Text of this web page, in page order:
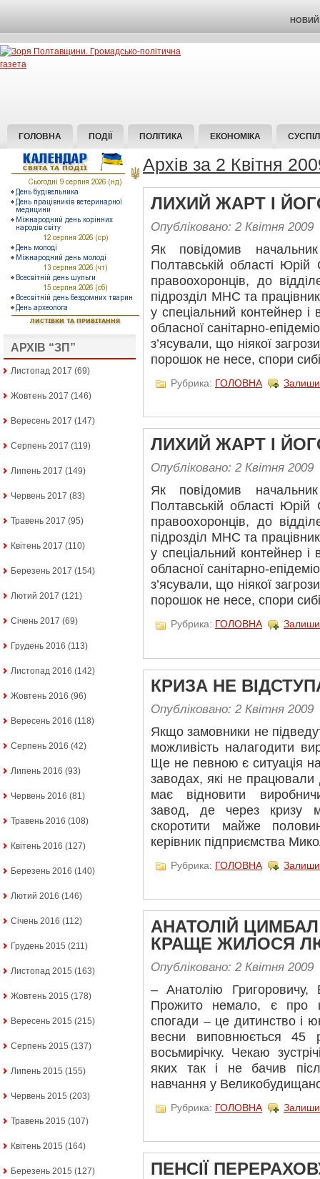
НОВИЙ
ГОЛОВНА ПОДІЇ ПОЛІТИКА ЕКОНОМІКА
АРХІВ “ЗП”
Листопад 2017 (69)
Жовтень 2017 (146)
Вересень 2017 (147)
Серпень 2017 (119)
Липень 2017 (149)
Червень 2017 (83)
Травень 2017 (95)
Квітень 2017 (110)
Березень 2017 (154)
Лютий 2017 (121)
Січень 2017 (69)
Грудень 2016 (113)
Листопад 2016 (142)
Жовтень 2016 (96)
Вересень 2016 (118)
Серпень 2016 (42)
Липень 2016 (93)
Червень 2016 (81)
Травень 2016 (108)
Квітень 2016 (127)
Березень 2016 (140)
Лютий 2016 (146)
Січень 2016 (112)
Грудень 2015 (211)
Листопад 2015 (163)
Жовтень 2015 (178)
Вересень 2015 (215)
Серпень 2015 (137)
Липень 2015 (155)
Червень 2015 (203)
Травень 2015 (107)
Квітень 2015 (164)
Березень 2015 (127)
Архів за 2 Квітня
ЛИХИЙ ЖАРТ І
Опубліковано: 2 Квітня 2009
Як повідомив
Полтавській області
правоохоронців, до
підрозділ МНС та
у спеціальний контейнер
обласної санітарно-
з’ясували, що ніякої
порошок не несе, спори
Рубрика: ГОЛОВНА
ЛИХИЙ ЖАРТ І
Опубліковано: 2 Квітня 2009
Як повідомив
Полтавській області
правоохоронців, до
підрозділ МНС та
у спеціальний контейнер
обласної санітарно-
з’ясували, що ніякої
порошок не несе, спори
Рубрика: ГОЛОВНА
КРИЗА НЕ
Опубліковано: 2 Квітня 2009
Якщо замовники не
можливість налагодити
Ще не певною є ситуація
заводах, які не працювали
має відновити
завод, де через кризу
скоротити майже
керівник підприємства
Рубрика: ГОЛОВНА
АНАТОЛІЙ
КРАЩЕ ЖИЛОСЯ
Опубліковано: 2 Квітня 2009
– Анатолію Григоровичу,
Прожито немало, є про
спогади – це дитинство і
весни виповнюється 45
восьмирічку. Чекаю
яких так і не бачив
навчання у
Рубрика: ГОЛОВНА
ПЕНСІЇ